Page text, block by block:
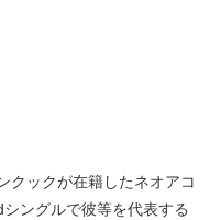
クックが在籍したネオアコ
ングルで彼等を代表する